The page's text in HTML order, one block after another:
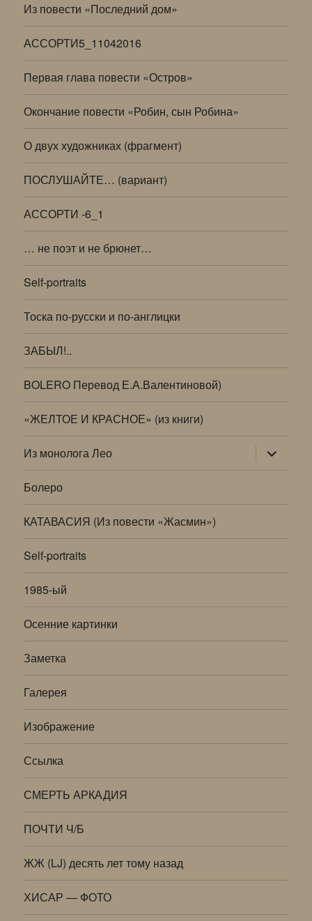
Из повести «Последний дом»
АССОРТИ5_11042016
Первая глава повести «Остров»
Окончание повести «Робин, сын Робина»
О двух художниках (фрагмент)
ПОСЛУШАЙТЕ… (вариант)
АССОРТИ -6_1
… не поэт и не брюнет…
Self-portraits
Тоска по-русски и по-англицки
ЗАБЫЛ!..
BOLERO Перевод Е.А.Валентиновой)
«ЖЕЛТОЕ И КРАСНОЕ» (из книги)
Из монолога Лео раскрыть
дочернее
меню
Болеро
КАТАВАСИЯ (Из повести «Жасмин»)
Self-portraits
1985-ый
Осенние картинки
Заметка
Галерея
Изображение
Ссылка
СМЕРТЬ АРКАДИЯ
ПОЧТИ Ч/Б
ЖЖ (LJ) десять лет тому назад
ХИСАР — ФОТО